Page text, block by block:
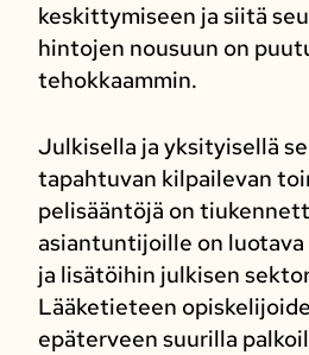
keskittymiseen ja siitä
hintojen nousuun on
tehokkaammin.
Julkisella ja yksityisellä
tapahtuvan kilpailevan
pelisääntöjä on
asiantuntijoille on
ja lisätöihin julkisen
Lääketieteen
epäterveen suurilla